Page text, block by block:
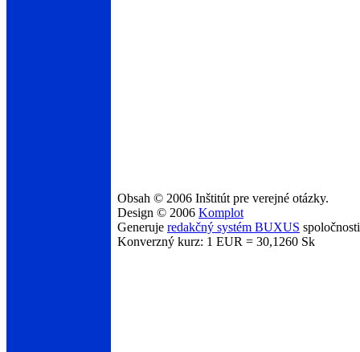
Obsah © 2006 Inštitút pre verejné otázky.
Design © 2006 Komplot
Generuje redakčný systém BUXUS
Konverzný kurz: 1 EUR = 30,1260 Sk